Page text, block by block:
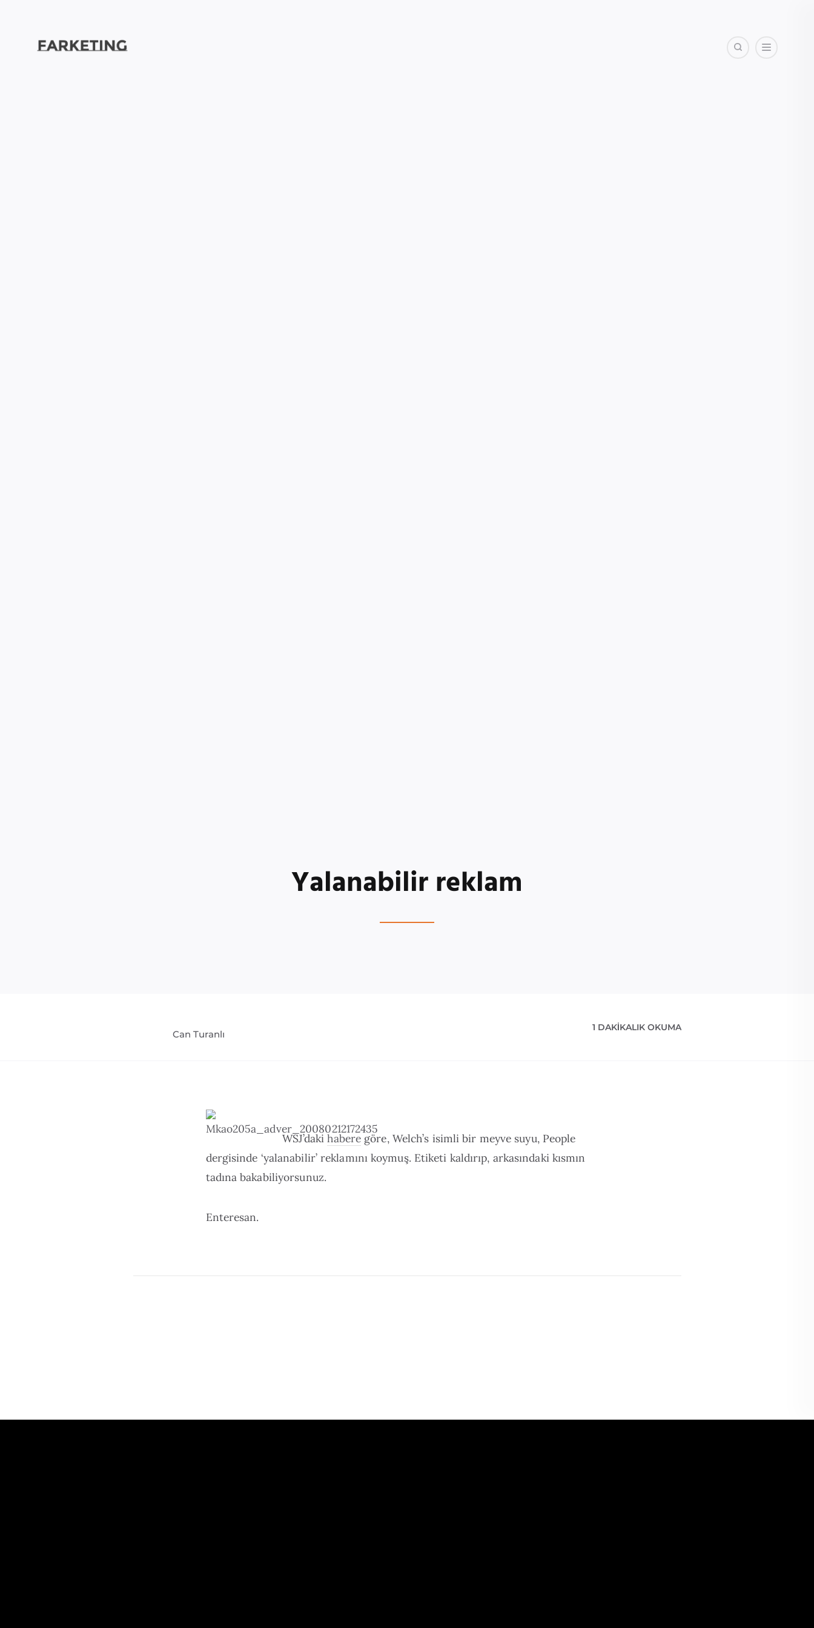
Yalanabilir reklam
Can Turanlı
1 DAKIKALIK OKUMA
WSJ’dakihabere göre, Welch’s isimli bir meyve suyu, People
dergisinde ‘yalanabilir’ reklamını koymuş. Etiketi kaldırıp, arkasındaki kısmın
tadına bakabiliyorsunuz.
Enteresan.